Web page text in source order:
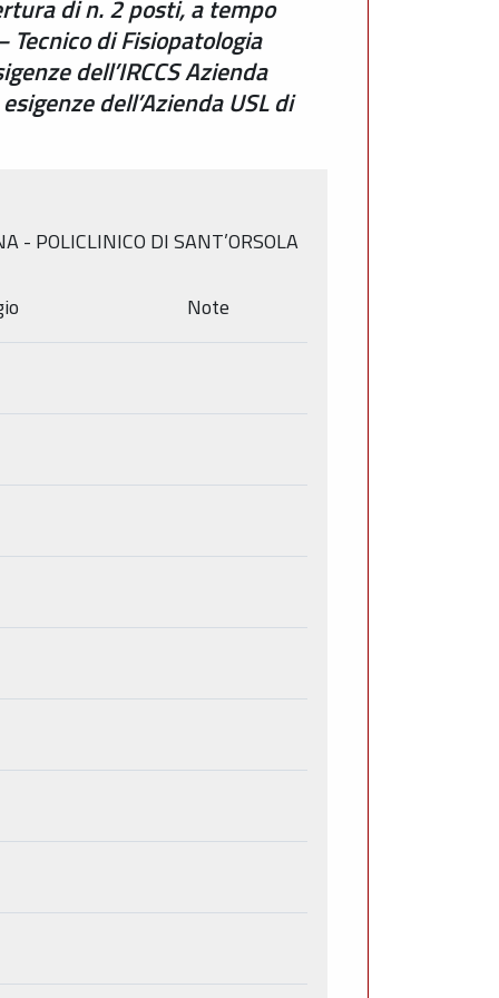
di n. 2 posti, a tempo
di Fisiopatologia
dell’IRCCS Azienda
dell’Azienda USL di
- POLICLINICO DI SANT’ORSOLA
Note